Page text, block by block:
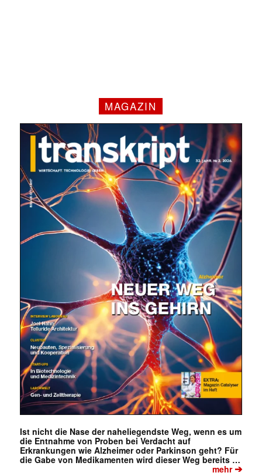
MAGAZIN
Ist nicht die Nase der naheliegendste Weg, wenn es um
die Entnahme von Proben bei Verdacht auf
Erkrankungen wie Alzheimer oder Parkinson geht? Für
die Gabe von Medikamenten wird dieser Weg bereits …
mehr➔